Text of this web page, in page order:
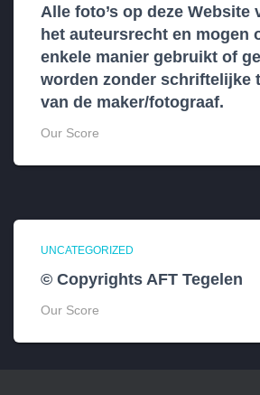
Alle foto’s op deze Website
het auteursrecht en mogen
enkele manier gebruikt of
worden zonder schriftelijke
van de maker/fotograaf.
Our Score
UNCATEGORIZED
© Copyrights AFT Tegelen
Our Score